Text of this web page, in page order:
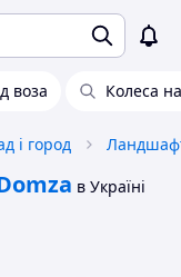
воза Колеса
і город
в Україні